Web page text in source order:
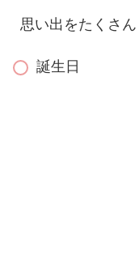
思い出をたくさん
誕生日